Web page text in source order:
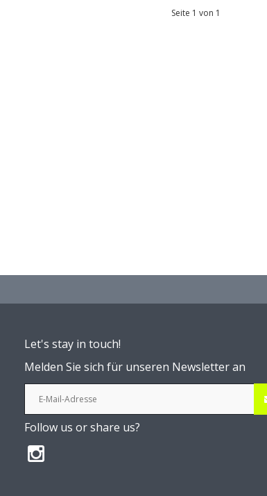
Seite 1 von 1
Let's stay in touch!
Melden Sie sich für unseren Newsletter an
Follow us or share us?